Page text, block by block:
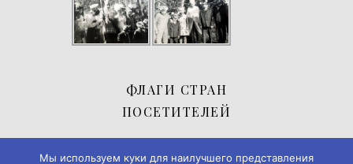
ФЛАГИ СТРАН
ПОСЕТИТЕЛЕЙ
Мы используем куки для наилучшего представления